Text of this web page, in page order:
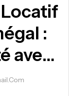
:
avec